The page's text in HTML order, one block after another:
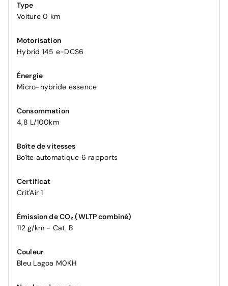
Type
Voiture 0 km
Motorisation
Hybrid 145 e-DCS6
Énergie
Micro-hybride essence
Consommation
4,8 L/100km
Boîte de vitesses
Boîte automatique 6 rapports
Certificat
Crit'Air 1
Émission de CO₂ (WLTP combiné)
112 g/km - Cat. B
Couleur
Bleu Lagoa M0KH